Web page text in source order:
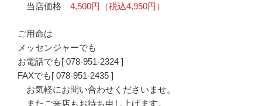
当店価格 4,500円（税込4,950円）
ご用命は
メッセンジャーでも
お電話でも[ 078-951-2324 ]
FAXでも[ 078-951-2435 ]
お気軽にお問い合わせくださいませ。
またご来店もお待ち申し上げます。